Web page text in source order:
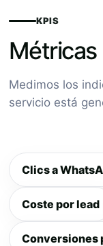
KPIS
Métricas
Medimos los
servicio está
Clics a
Coste por lead
Conversiones